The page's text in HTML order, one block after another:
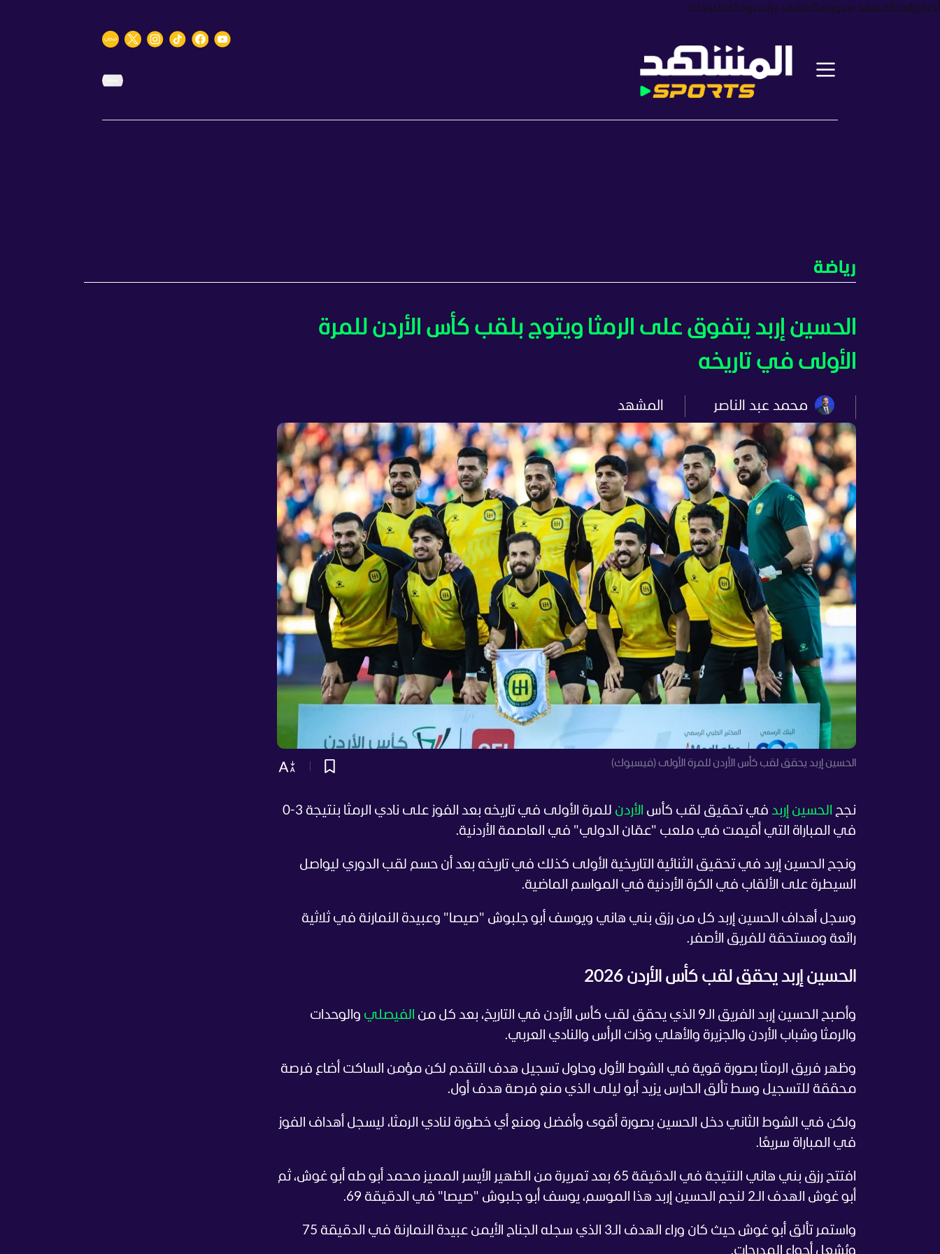
أخبار برامجالمشهد سبورتسالمشهد بزنسبودكاستترندات
رياضة
الحسين إربد يتفوق على الرمثا ويتوج بلقب كأس الأردن للمرة
الأولى في تاريخه
محمد عبد الناصر المشهد
الحسين إربد يحقق لقب كأس الأردن للمرة الأولى (فيسبوك)
نجح الحسين إربد في تحقيق لقب كأس الأردن
للمرة الأولى في تاريخه بعد الفوز على نادي الرمثا بنتيجة 3-0
في المباراة التي أقيمت في ملعب "عمّان الدولي" في العاصمة الأردنية.
ونجح الحسين إربد في تحقيق الثنائية التاريخية الأولى كذلك في تاريخه بعد أن حسم لقب الدوري ليواصل
السيطرة على الألقاب في الكرة الأردنية في المواسم الماضية.
وسجل أهداف الحسين إربد كل من رزق بني هاني ويوسف أبو جلبوش "صيصا" وعبيدة النمارنة في ثلاثية
رائعة ومستحقة للفريق الأصفر.
الحسين إربد يحقق لقب كأس الأردن 2026
وأصبح الحسين إربد الفريق الـ9 الذي يحقق لقب كأس الأردن في التاريخ، بعد كل من الفيصلي والوحدات
والرمثا وشباب الأردن والجزيرة والأهلي وذات الرأس والنادي العربي.
وظهر فريق الرمثا بصورة قوية في الشوط الأول وحاول تسجيل هدف التقدم لكن مؤمن الساكت أضاع فرصة
محققة للتسجيل وسط تألق الحارس يزيد أبو ليلى الذي منع فرصة هدف أول.
ولكن في الشوط الثاني دخل الحسين بصورة أقوى وأفضل ومنع أي خطورة لنادي الرمثا، ليسجل أهداف الفوز
في المباراة سريعًا.
افتتح رزق بني هاني النتيجة في الدقيقة 65 بعد تمريرة من الظهير الأيسر المميز محمد أبو طه أبو غوش، ثم
أبو غوش الهدف الـ2 لنجم الحسين إربد هذا الموسم، يوسف أبو جلبوش "صيصا" في الدقيقة 69.
واستمر تألق أبو غوش حيث كان وراء الهدف الـ3 الذي سجله الجناح الأيمن عبيدة النمارنة في الدقيقة 75
ويُشعل أجواء المدرجات.